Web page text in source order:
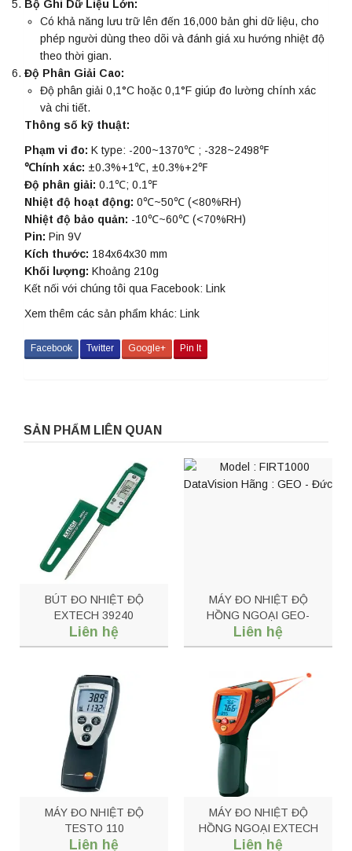
Bộ Ghi Dữ Liệu Lớn:
Có khả năng lưu trữ lên đến 16,000 bản ghi dữ liệu, cho
phép người dùng theo dõi và đánh giá xu hướng nhiệt độ
theo thời gian.
Độ Phân Giải Cao:
Độ phân giải 0,1°C hoặc 0,1°F giúp đo lường chính xác
và chi tiết.
Thông số kỹ thuật:
Phạm vi đo: K type: -200~1370℃ ; -328~2498℉
℃hính xác: ±0.3%+1℃, ±0.3%+2℉
Độ phân giải: 0.1℃; 0.1℉
Nhiệt độ hoạt động: 0℃~50℃ (<80%RH)
Nhiệt độ bảo quản: -10℃~60℃ (<70%RH)
Pin: Pin 9V
Kích thước: 184x64x30 mm
Khối lượng: Khoảng 210g
Kết nối với chúng tôi qua Facebook: Link
Xem thêm các sản phẩm khác: Link
Facebook Twitter Google+ Pin It
SẢN PHẨM LIÊN QUAN
BÚT ĐO NHIỆT ĐỘ
EXTECH 39240
Liên hệ
MÁY ĐO NHIỆT ĐỘ
HỒNG NGOẠI GEO-
FIRT1000 DATAVISION
Liên hệ
MÁY ĐO NHIỆT ĐỘ
TESTO 110
Liên hệ
MÁY ĐO NHIỆT ĐỘ
HỒNG NGOẠI EXTECH
42570
Liên hệ